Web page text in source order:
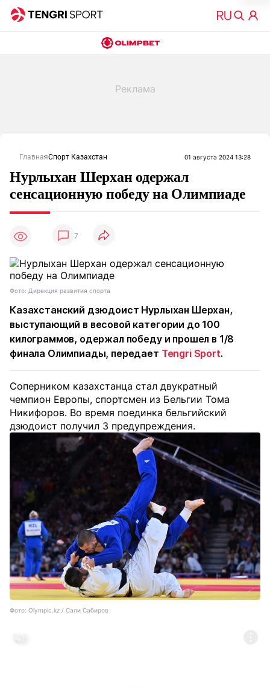
ГлавнаяСпорт Казахстан 01 августа 2024 13:28
Нурлыхан Шерхан одержал
сенсационную победу на Олимпиаде
7
Фото: Дирекция развития спорта
Казахстанский дзюдоист Нурлыхан Шерхан,
выступающий в весовой категории до 100
килограммов, одержал победу и прошел в 1/8
финала Олимпиады, передает Tengri Sport.
Соперником казахстанца стал двукратный
чемпион Европы, спортсмен из Бельгии Тома
Никифоров. Во время поединка бельгийский
дзюдоист получил 3 предупреждения.
Фото: Olympic.kz / Сали Сабиров